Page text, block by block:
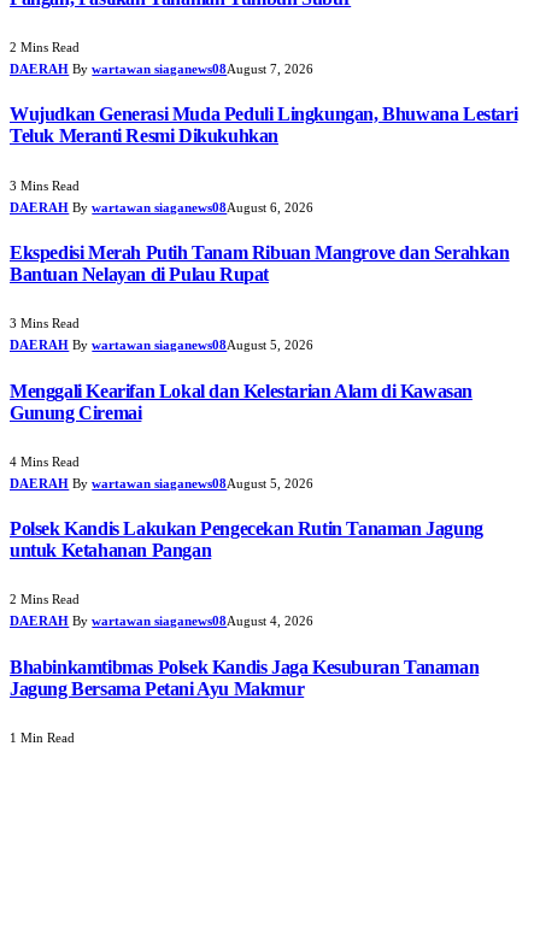
2 Mins Read
DAERAH By wartawan siaganews08August 7, 2026
Wujudkan Generasi Muda Peduli Lingkungan, Bhuwana Lestari
Teluk Meranti Resmi Dikukuhkan
3 Mins Read
DAERAH By wartawan siaganews08August 6, 2026
Ekspedisi Merah Putih Tanam Ribuan Mangrove dan Serahkan
Bantuan Nelayan di Pulau Rupat
3 Mins Read
DAERAH By wartawan siaganews08August 5, 2026
Menggali Kearifan Lokal dan Kelestarian Alam di Kawasan
Gunung Ciremai
4 Mins Read
DAERAH By wartawan siaganews08August 5, 2026
Polsek Kandis Lakukan Pengecekan Rutin Tanaman Jagung
untuk Ketahanan Pangan
2 Mins Read
DAERAH By wartawan siaganews08August 4, 2026
Bhabinkamtibmas Polsek Kandis Jaga Kesuburan Tanaman
Jagung Bersama Petani Ayu Makmur
1 Min Read